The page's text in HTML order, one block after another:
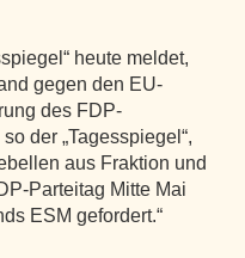
heute meldet,
gegen den EU-
des FDP-
der „Tagesspiegel“,
aus Fraktion und
Parteitag Mitte Mai
ESM gefordert.“